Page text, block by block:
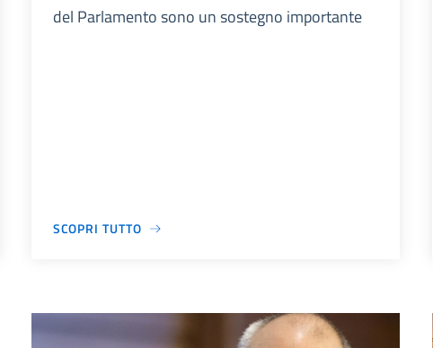
del Parlamento sono un sostegno importante
SCOPRI TUTTO